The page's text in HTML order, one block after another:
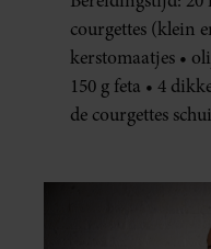
courgettes (klein
kerstomaatjes •
150 g feta • 4
de courgettes